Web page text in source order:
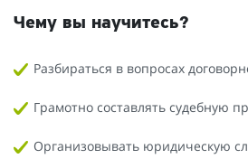
Чему вы научитесь?
Разбираться в вопросах
Грамотно составлять судебную
Организовывать юридическую